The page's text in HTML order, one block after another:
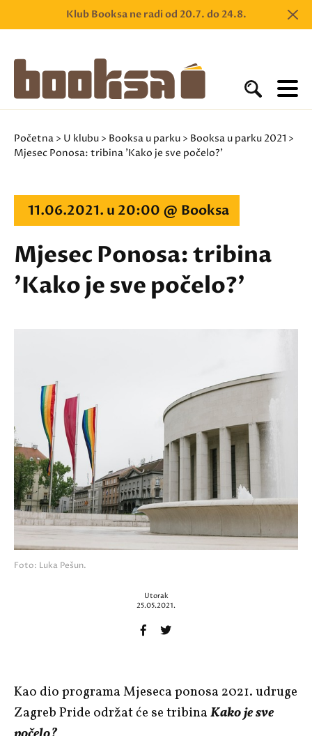
Klub Booksa ne radi od 20.7. do 24.8.
Početna > U klubu > Booksa u parku > Booksa u parku 2021 >
Mjesec Ponosa: tribina 'Kako je sve počelo?'
11.06.2021. u 20:00 @ Booksa
Mjesec Ponosa: tribina
'Kako je sve počelo?'
Foto: Luka Pešun.
Utorak
25.05.2021.
Kao dio programa Mjeseca ponosa 2021. udruge
Zagreb Pride održat će se tribinaKako je sve